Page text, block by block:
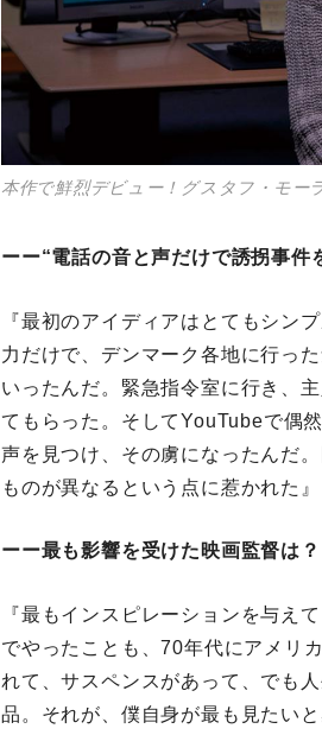
本作で鮮烈デビュー！グスタフ・モー
ーー“電話の音と声だけで誘拐事件
『最初のアイディアはとてもシン
力だけで、デンマーク各地に行っ
いったんだ。緊急指令室に行き、
てもらった。そしてYouTubeで偶
声を見つけ、その虜になったんだ
ものが異なるという点に惹かれた』
ーー最も影響を受けた映画監督は？
『最もインスピレーションを与え
でやったことも、70年代にアメリ
れて、サスペンスがあって、でも
品。それが、僕自身が最も見たい